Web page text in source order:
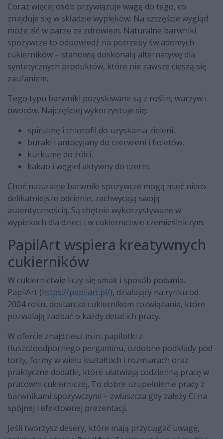
Coraz więcej osób przywiązuje wagę do tego, co
znajduje się w składzie wypieków. Na szczęście wygląd
może iść w parze ze zdrowiem. Naturalne barwniki
spożywcze to odpowiedź na potrzeby świadomych
cukierników – stanowią doskonałą alternatywę dla
syntetycznych produktów, które nie zawsze cieszą się
zaufaniem.
Tego typu barwniki pozyskiwane są z roślin, warzyw i
owoców. Najczęściej wykorzystuje się:
spirulinę i chlorofil do uzyskania zieleni,
buraki i antocyjany do czerwieni i fioletów,
kurkumę do żółci,
kakao i węgiel aktywny do czerni.
Choć naturalne barwniki spożywcze mogą mieć nieco
delikatniejsze odcienie, zachwycają swoją
autentycznością. Są chętnie wykorzystywane w
wypiekach dla dzieci i w cukiernictwie rzemieślniczym.
PapilArt wspiera kreatywnych
cukierników
W cukiernictwie liczy się smak i sposób podania.
PapilArt (https://papilart.pl/), działający na rynku od
2004 roku, dostarcza cukiernikom rozwiązania, które
pozwalają zadbać o każdy detal ich pracy.
W ofercie znajdziesz m.in. papilotki z
tłuszczoodpornego pergaminu, ozdobne podkłady pod
torty, formy w wielu kształtach i rozmiarach oraz
praktyczne dodatki, które ułatwiają codzienną pracę w
pracowni cukierniczej. To dobre uzupełnienie pracy z
barwnikami spożywczymi – zwłaszcza gdy zależy Ci na
spójnej i efektownej prezentacji.
Jeśli tworzysz desery, które mają przyciągać uwagę,